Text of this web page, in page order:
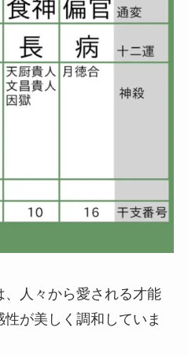
人々から愛される才能
が美しく調和していま